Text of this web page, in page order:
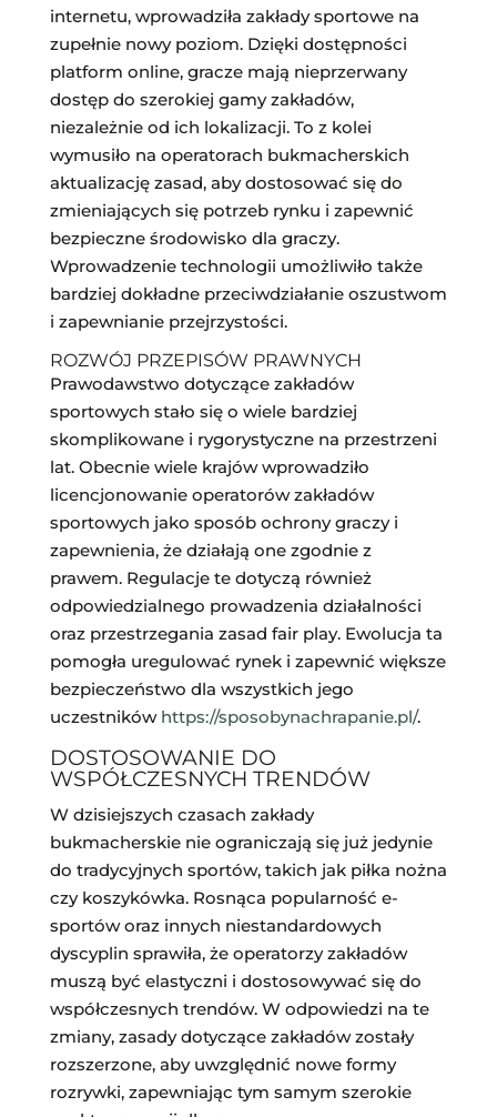
internetu, wprowadziła zakłady sportowe na
zupełnie nowy poziom. Dzięki dostępności
platform online, gracze mają nieprzerwany
dostęp do szerokiej gamy zakładów,
niezależnie od ich lokalizacji. To z kolei
wymusiło na operatorach bukmacherskich
aktualizację zasad, aby dostosować się do
zmieniających się potrzeb rynku i zapewnić
bezpieczne środowisko dla graczy.
Wprowadzenie technologii umożliwiło także
bardziej dokładne przeciwdziałanie oszustwom
i zapewnianie przejrzystości.
ROZWÓJ PRZEPISÓW PRAWNYCH
Prawodawstwo dotyczące zakładów
sportowych stało się o wiele bardziej
skomplikowane i rygorystyczne na przestrzeni
lat. Obecnie wiele krajów wprowadziło
licencjonowanie operatorów zakładów
sportowych jako sposób ochrony graczy i
zapewnienia, że działają one zgodnie z
prawem. Regulacje te dotyczą również
odpowiedzialnego prowadzenia działalności
oraz przestrzegania zasad fair play. Ewolucja ta
pomogła uregulować rynek i zapewnić większe
bezpieczeństwo dla wszystkich jego
uczestników https://sposobynachrapanie.pl/.
DOSTOSOWANIE DO
WSPÓŁCZESNYCH TRENDÓW
W dzisiejszych czasach zakłady
bukmacherskie nie ograniczają się już jedynie
do tradycyjnych sportów, takich jak piłka nożna
czy koszykówka. Rosnąca popularność e-
sportów oraz innych niestandardowych
dyscyplin sprawiła, że operatorzy zakładów
muszą być elastyczni i dostosowywać się do
współczesnych trendów. W odpowiedzi na te
zmiany, zasady dotyczące zakładów zostały
rozszerzone, aby uwzględnić nowe formy
rozrywki, zapewniając tym samym szerokie